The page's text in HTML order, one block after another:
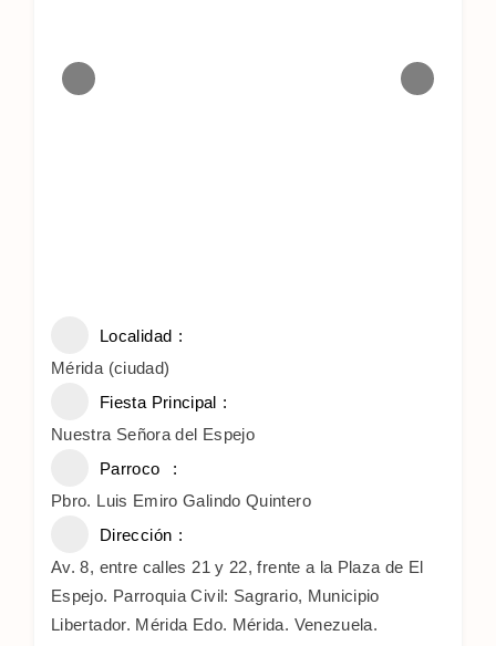
Localidad
Mérida (ciudad)
Fiesta Principal
Nuestra Señora del Espejo
Parroco
Pbro. Luis Emiro Galindo Quintero
Dirección
Av. 8, entre calles 21 y 22, frente a la Plaza de El
Espejo. Parroquia Civil: Sagrario, Municipio
Libertador. Mérida Edo. Mérida. Venezuela.